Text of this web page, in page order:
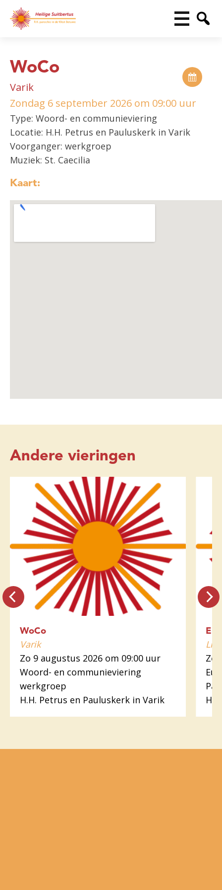
WoCo
Varik
Zondag 6 september 2026 om 09:00 uur
Type: Woord- en communieviering
Locatie: H.H. Petrus en Pauluskerk in Varik
Voorganger: werkgroep
Muziek: St. Caecilia
Kaart:
Andere vieringen
WoCo
Varik
Zo 9 augustus 2026 om 09:00 uur
Woord- en communieviering
werkgroep
H.H. Petrus en Pauluskerk in Varik
Zo
H.